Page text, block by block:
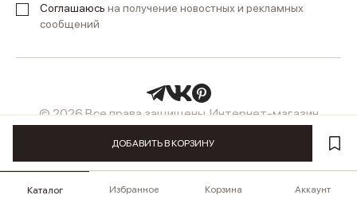
Каталог Избранное Корзина Аккаунт
ДОБАВИТЬ В КОРЗИНУ
Соглашаюсь на получение новостных и рекламных
сообщений
© 2026 Все права защищены. Интернет-магазин
женской одежды LUSIO